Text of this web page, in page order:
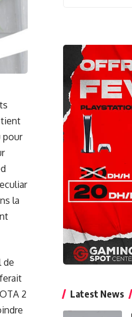
tient
pour
la
de
2
Latest News